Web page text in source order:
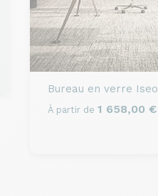
Bureau en verre Iseo
À partir de 1 658,00 €